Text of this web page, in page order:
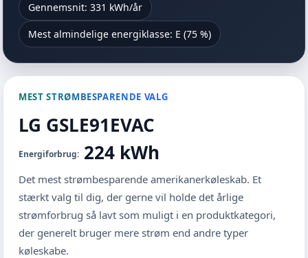
Gennemsnit: 331 kWh/år
Mest almindelige energiklasse: E (75 %)
MEST STRØMBESPARENDE VALG
LG GSLE91EVAC
Energiforbrug: 224 kWh
Det mest strømbesparende amerikanerkøleskab. Et
stærkt valg til dig, der gerne vil holde det årlige
strømforbrug så lavt som muligt i en produktkategori,
der generelt bruger mere strøm end andre typer
køleskabe.